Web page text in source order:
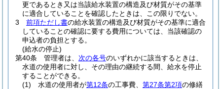
更であるとき又は当該給水装置の構造及び材質がその基準
に適合していることを確認したときは、この限りでない。
3
前項ただし書の給水装置の構造及び材質がその基準に適合
していることの確認に要する費用については、当該確認の
申込者の負担とする。
(給水の停止)
第40条
管理者は、 次の各号のいずれかに該当するときは、
水道の使用者に対し、その理由の継続する間、給水を停止
することができる。
(1)
水道の使用者が第12条の工事費、 第27条第2項の修繕